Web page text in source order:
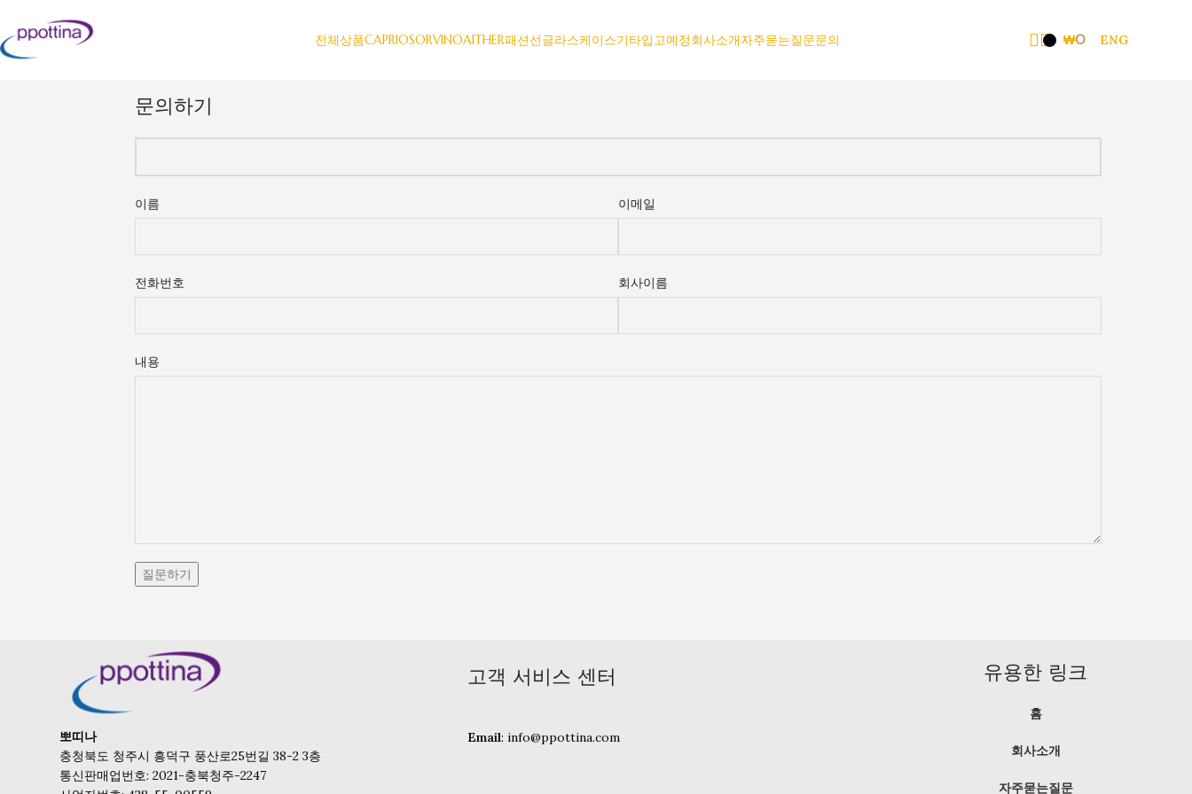
전체상품CAPRIOSORVINOAITHER패션선글라스케이스기타입고예정회사소개자주묻는질문문의 ₩0 ENG
문의하기
이름 이메일
전화번호 회사이름
내용
뽀띠나
충청북도 청주시 흥덕구 풍산로25번길 38-2 3층
통신판매업번호: 2021-충북청주-2247
고객 서비스 센터
Email: info@ppottina.com
유용한 링크
홈
회사소개
자주묻는질문